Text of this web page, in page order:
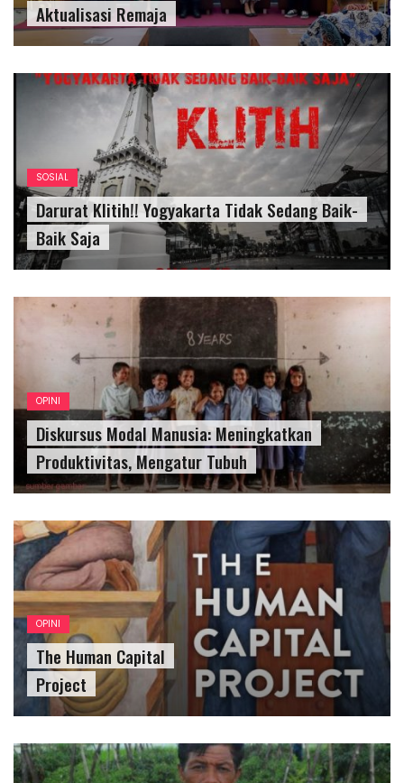
Aktualisasi Remaja
SOSIAL
Darurat Klitih!! Yogyakarta Tidak Sedang Baik-
Baik Saja
OPINI
Diskursus Modal Manusia: Meningkatkan
Produktivitas, Mengatur Tubuh
OPINI
The Human Capital
Project